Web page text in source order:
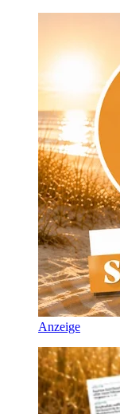
Anzeige